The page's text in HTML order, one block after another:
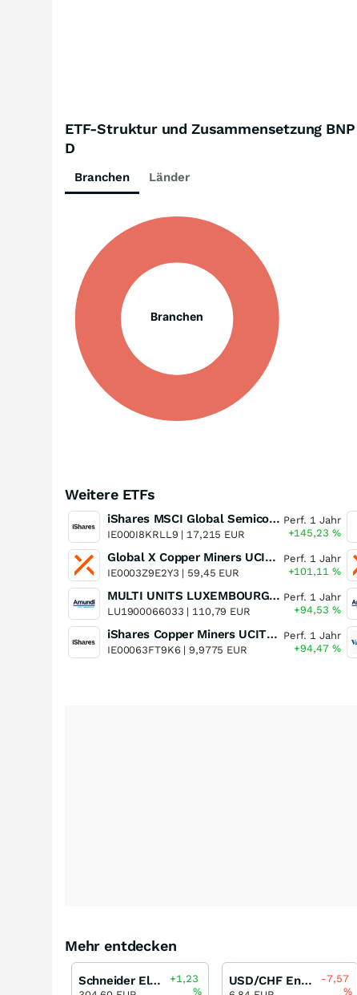
ETF-Struktur und Zusammensetzung
D
Branchen Länder
Branchen
Weitere ETFs
iShares MSCI Global Semiconductors UCITS ETF USD (Acc)
IE000I8KRLL9 | 17,215 EUR
Perf. 1 Jahr
+145,23 %
Global X Copper Miners UCITS ETF USD Acc
IE0003Z9E2Y3 | 59,45 EUR
Perf. 1 Jahr
+101,11 %
MULTI UNITS LUXEMBOURG - Lyxor MSCI Semiconductors ESG Filtered
LU1900066033 | 110,79 EUR
Perf. 1 Jahr
+94,53 %
iShares Copper Miners UCITS ETF
IE00063FT9K6 |9,9775 EUR
Perf. 1 Jahr
+94,47 %
Mehr entdecken
Schneider Electric
+1,23
%
USD/CHF Endlos Turbo Long Open-End (VON)
-7,57
%